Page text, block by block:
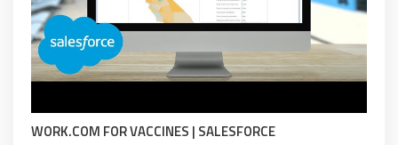
WORK.COM FOR VACCINES | SALESFORCE